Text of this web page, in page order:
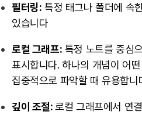
필터링: 특정 태그나 폴더에 속
있습니다
로컬 그래프: 특정 노트를 중심
표시합니다. 하나의 개념이 어
집중적으로 파악할 때 유용합니
깊이 조절:로컬 그래프에서 연